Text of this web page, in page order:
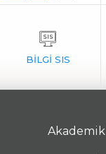
Akademik